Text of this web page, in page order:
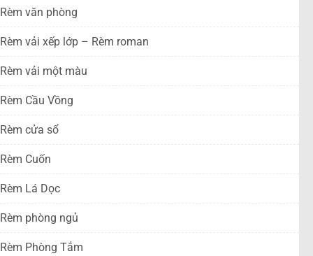
Rèm văn phòng
Rèm vải xếp lớp – Rèm roman
Rèm vải một màu
Rèm Cầu Vồng
Rèm cửa sổ
Rèm Cuốn
Rèm Lá Dọc
Rèm phòng ngủ
Rèm Phòng Tắm